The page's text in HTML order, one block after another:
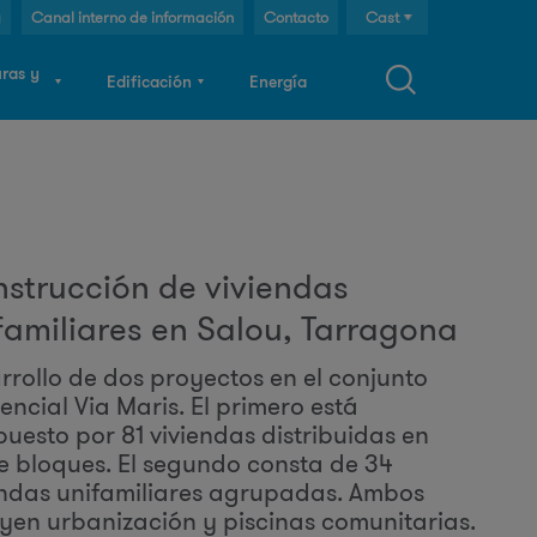
y
Edificación Energía
Cast
Eng
Canal interno de información Contacto
de viviendas
en Salou, Tarragona
de dos proyectos en el conjunto
Via Maris. El primero está
por 81 viviendas distribuidas en
bloques. El segundo consta de 34
unifamiliares agrupadas. Ambos
urbanización y piscinas comunitarias.